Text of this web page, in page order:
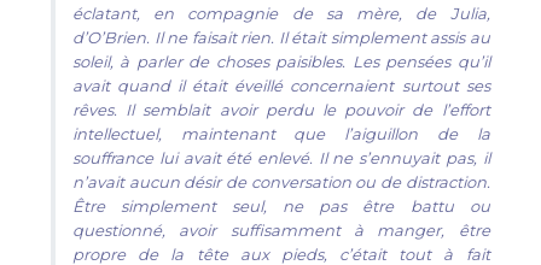
éclatant, en compagnie de sa mère, de Julia,
d’O’Brien. Il ne faisait rien. Il était simplement assis au
soleil, à parler de choses paisibles. Les pensées qu’il
avait quand il était éveillé concernaient surtout ses
rêves. Il semblait avoir perdu le pouvoir de l’effort
intellectuel, maintenant que l’aiguillon de la
souffrance lui avait été enlevé. Il ne s’ennuyait pas, il
n’avait aucun désir de conversation ou de distraction.
Être simplement seul, ne pas être battu ou
questionné, avoir suffisamment à manger, être
propre de la tête aux pieds, c’était tout à fait